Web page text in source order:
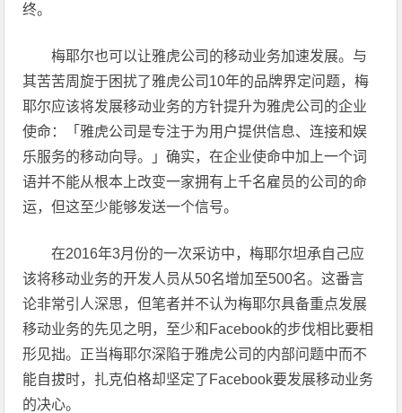
终。
梅耶尔也可以让雅虎公司的移动业务加速发展。与
其苦苦周旋于困扰了雅虎公司10年的品牌界定问题，梅
耶尔应该将发展移动业务的方针提升为雅虎公司的企业
使命：「雅虎公司是专注于为用户提供信息、连接和娱
乐服务的移动向导。」确实，在企业使命中加上一个词
语并不能从根本上改变一家拥有上千名雇员的公司的命
运，但这至少能够发送一个信号。
在2016年3月份的一次采访中，梅耶尔坦承自己应
该将移动业务的开发人员从50名增加至500名。这番言
论非常引人深思，但笔者并不认为梅耶尔具备重点发展
移动业务的先见之明，至少和Facebook的步伐相比要相
形见拙。正当梅耶尔深陷于雅虎公司的内部问题中而不
能自拔时，扎克伯格却坚定了Facebook要发展移动业务
的决心。